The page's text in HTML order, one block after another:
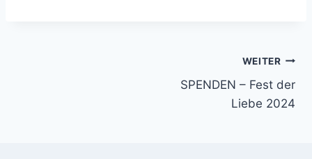
WEITER
SPENDEN – Fest der
Liebe 2024